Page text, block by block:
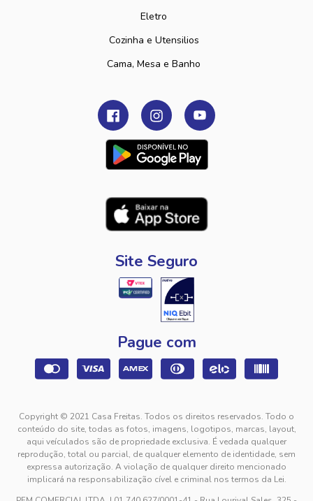
Eletro
Cozinha e Utensilios
Cama, Mesa e Banho
Site Seguro
Pague com
Copyright © 2021 Casa Freitas. Todos os direitos reservados. Todo o
conteúdo do site, todas as fotos, imagens, logotipos, marcas, layout,
aqui veículados são de propriedade exclusiva. É vedada qualquer
reprodução, total ou parcial, de qualquer elemento de identidade, sem
expressa autorização. A violação de qualquer direito mencionado
implicará na responsabilização cível e criminal nos termos da Lei.